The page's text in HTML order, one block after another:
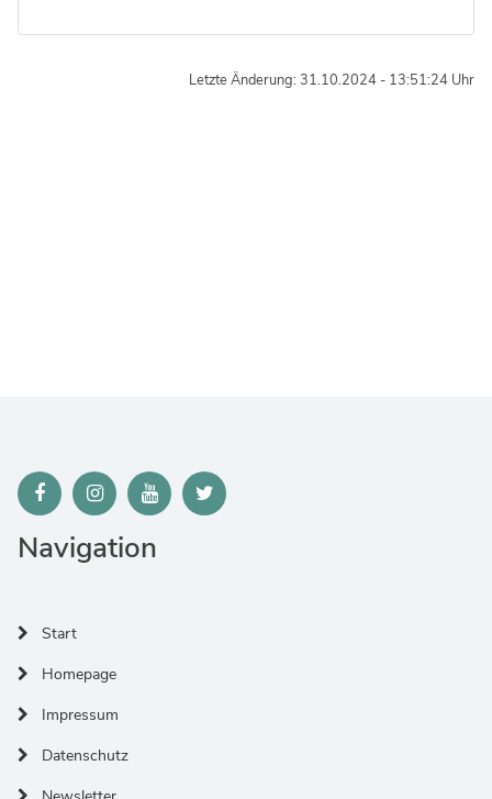
Letzte Änderung: 31.10.2024 - 13:51:24 Uhr
Navigation
Start
Homepage
Impressum
Datenschutz